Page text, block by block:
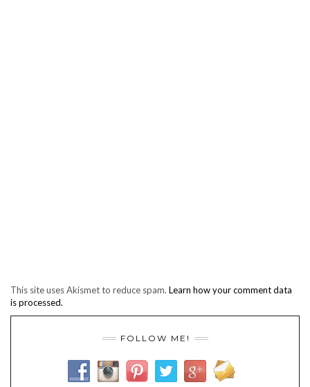
This site uses Akismet to reduce spam. Learn how your comment data
is processed.
FOLLOW ME!